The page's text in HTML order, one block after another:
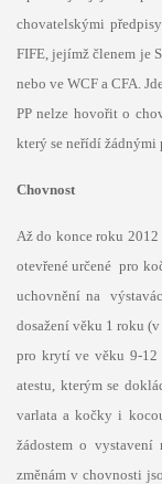
chovatelskými
FIFE, jejímž členem je
nebo ve WCF a CFA.
PP nelze hovořit o
který se neřídí žádnými
Chovnost
Až do konce roku
otevřené určené pro
uchovnění na
dosažení věku 1 roku
pro krytí ve věku 9-12
atestu, kterým se
varlata a kočky i
žádostem o
změnám v chovnosti